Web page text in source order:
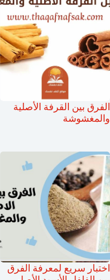
الفرق بين القرفة الأصلية
والمغشوشة
اختبار سريع لمعرفة الفرق